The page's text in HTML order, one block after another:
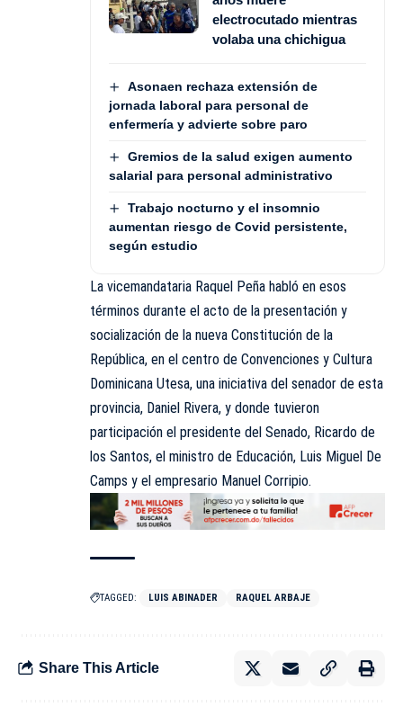
electrocutado mientras
volaba una chichigua
Asonaen rechaza extensión de
jornada laboral para personal de
enfermería y advierte sobre paro
Gremios de la salud exigen aumento
salarial para personal administrativo
Trabajo nocturno y el insomnio
aumentan riesgo de Covid persistente,
según estudio
La vicemandataria Raquel Peña habló en esos
términos durante el acto de la presentación y
socialización de la nueva Constitución de la
República, en el centro de Convenciones y Cultura
Dominicana Utesa, una iniciativa del senador de esta
provincia, Daniel Rivera, y donde tuvieron
participación el presidente del Senado, Ricardo de
los Santos, el ministro de Educación, Luis Miguel De
Camps y el empresario Manuel Corripio.
TAGGED: LUIS ABINADER RAQUEL ARBAJE
Share This Article